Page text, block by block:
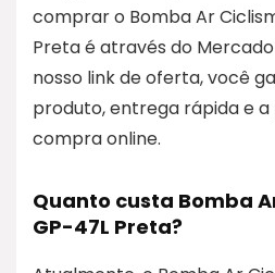
comprar o Bomba Ar
Preta é através do Mercado
nosso link de oferta, você
produto, entrega rápida e
compra online.
Quanto custa Bomba
GP-47L Preta?